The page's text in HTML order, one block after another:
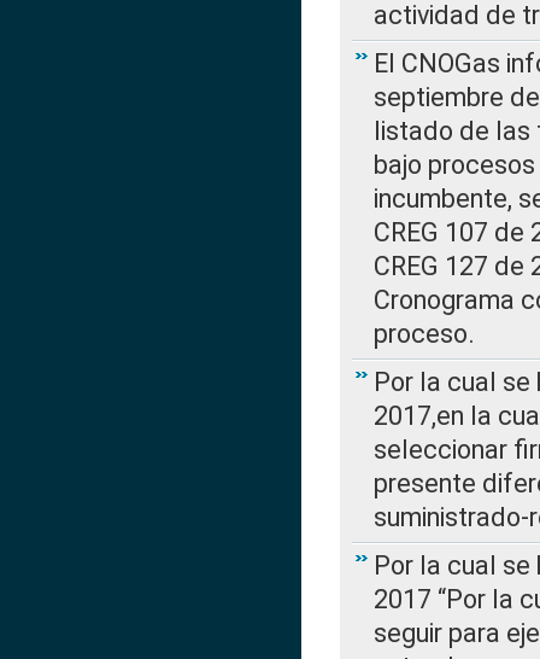
actividad de
El CNOGas
septiembre
listado de las
bajo
incumbente,
CREG 107
CREG 127 de
Cronograma
proceso.
Por la cual se
2017,en la
seleccionar
presente
Por la cual se
2017 “Por la
seguir para